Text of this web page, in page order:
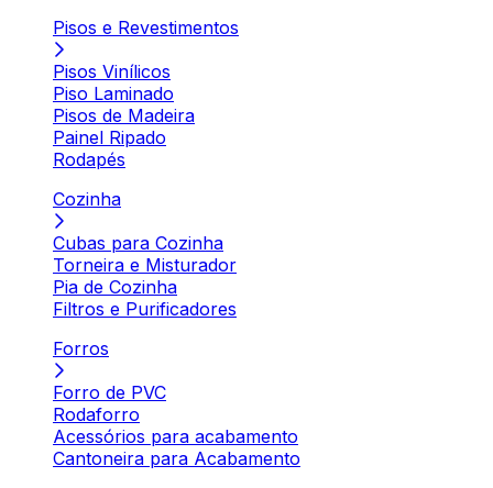
Pisos e Revestimentos
Pisos Vinílicos
Piso Laminado
Pisos de Madeira
Painel Ripado
Rodapés
Cozinha
Cubas para Cozinha
Torneira e Misturador
Pia de Cozinha
Filtros e Purificadores
Forros
Forro de PVC
Rodaforro
Acessórios para acabamento
Cantoneira para Acabamento